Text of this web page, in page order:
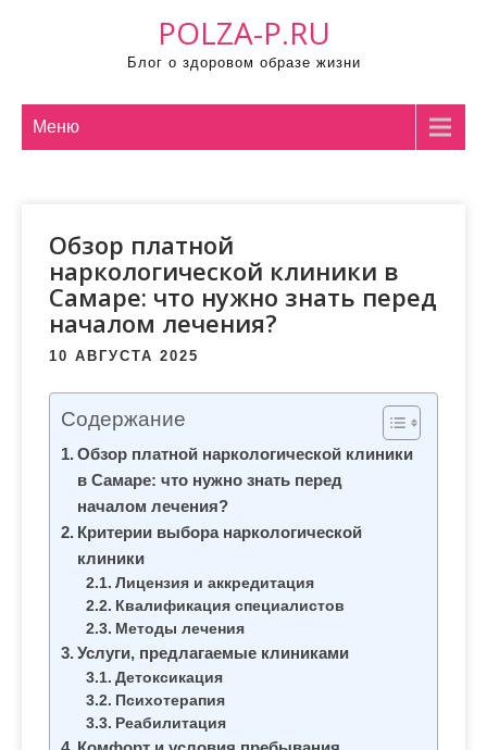
POLZA-P.RU
Блог о здоровом образе жизни
Меню
Обзор платной
наркологической клиники в
Самаре: что нужно знать перед
началом лечения?
10 АВГУСТА 2025
Содержание
Обзор платной наркологической клиники
в Самаре: что нужно знать перед
началом лечения?
Критерии выбора наркологической
клиники
Лицензия и аккредитация
Квалификация специалистов
Методы лечения
Услуги, предлагаемые клиниками
Детоксикация
Психотерапия
Реабилитация